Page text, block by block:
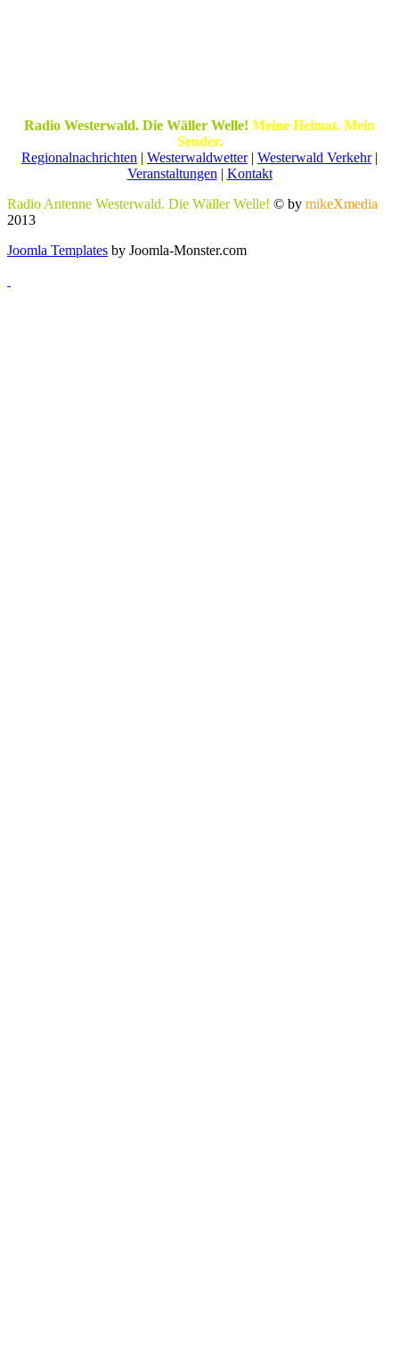
Radio Westerwald. Die Wäller Welle! Meine Heimat. Mein
Sender.
Regionalnachrichten | Westerwaldwetter| Westerwald Verkehr|
Veranstaltungen | Kontakt
Radio Antenne Westerwald. Die Wäller Welle! © by mikeXmedia
2013
Joomla Templates by Joomla-Monster.com